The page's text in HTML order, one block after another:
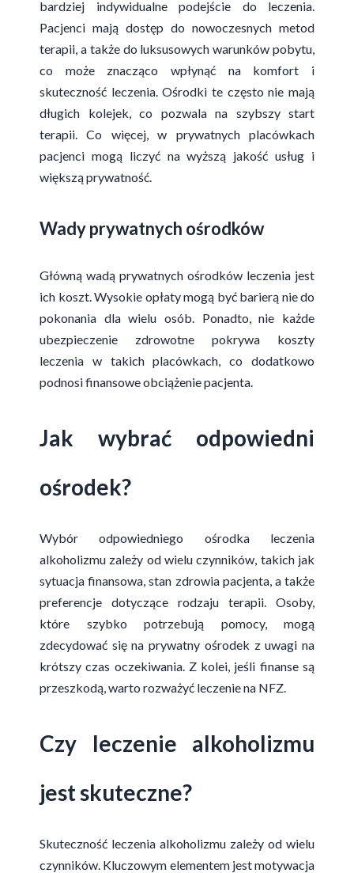
bardziej indywidualne podejście do leczenia.
Pacjenci mają dostęp do nowoczesnych metod
terapii, a także do luksusowych warunków pobytu,
co może znacząco wpłynąć na komfort i
skuteczność leczenia. Ośrodki te często nie mają
długich kolejek, co pozwala na szybszy start
terapii. Co więcej, w prywatnych placówkach
pacjenci mogą liczyć na wyższą jakość usług i
większą prywatność.
Wady prywatnych ośrodków
Główną wadą prywatnych ośrodków leczenia jest
ich koszt. Wysokie opłaty mogą być barierą nie do
pokonania dla wielu osób. Ponadto, nie każde
ubezpieczenie zdrowotne pokrywa koszty
leczenia w takich placówkach, co dodatkowo
podnosi finansowe obciążenie pacjenta.
Jak wybrać odpowiedni
ośrodek?
Wybór odpowiedniego ośrodka leczenia
alkoholizmu zależy od wielu czynników, takich jak
sytuacja finansowa, stan zdrowia pacjenta, a także
preferencje dotyczące rodzaju terapii. Osoby,
które szybko potrzebują pomocy, mogą
zdecydować się na prywatny ośrodek z uwagi na
krótszy czas oczekiwania. Z kolei, jeśli finanse są
przeszkodą, warto rozważyć leczenie na NFZ.
Czy leczenie alkoholizmu
jest skuteczne?
Skuteczność leczenia alkoholizmu zależy od wielu
czynników. Kluczowym elementem jest motywacja